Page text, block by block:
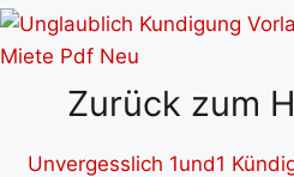
Zurück zum
Unvergesslich 1und1